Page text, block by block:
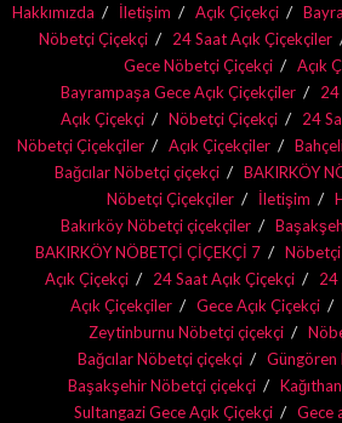
Hakkımızda
İletişim Açık Çiçekçi
Nöbetçi Çiçekçi
24 Saat Açık Çiçekçiler
Gece Nöbetçi Çiçekçi
Açık
Bayrampaşa Gece Açık Çiçekçiler
24
Açık Çiçekçi
Nöbetçi Çiçekçi
24
Nöbetçi Çiçekçiler
Açık Çiçekçiler
Bağcılar Nöbetçi çiçekçi
BAKIRKÖY
Nöbetçi Çiçekçiler
İletişim
Bakırköy Nöbetçi çiçekçiler
BAKIRKÖY NÖBETÇİ ÇİÇEKÇİ 7
Açık Çiçekçi
24 Saat Açık Çiçekçi
24
Açık Çiçekçiler
Gece Açık Çiçekçi
Zeytinburnu Nöbetçi çiçekçi
Bağcılar Nöbetçi çiçekçi
Güngören
Başakşehir Nöbetçi çiçekçi
Sultangazi Gece Açık Çiçekçi
Gece